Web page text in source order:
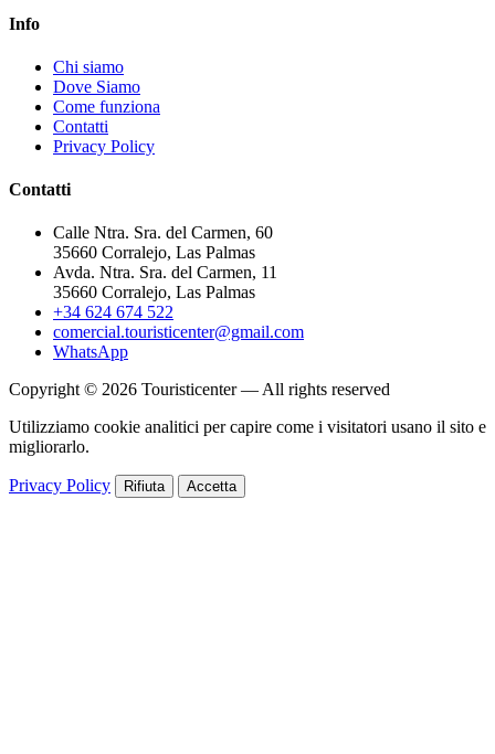
Info
Chi siamo
Dove Siamo
Come funziona
Contatti
Privacy Policy
Contatti
Calle Ntra. Sra. del Carmen, 60
35660 Corralejo, Las Palmas
Avda. Ntra. Sra. del Carmen, 11
35660 Corralejo, Las Palmas
+34 624 674 522
comercial.touristicenter@gmail.com
WhatsApp
Copyright © 2026 Touristicenter — All rights reserved
Utilizziamo cookie analitici per capire come i visitatori usano il sito e
migliorarlo.
Privacy Policy Rifiuta Accetta